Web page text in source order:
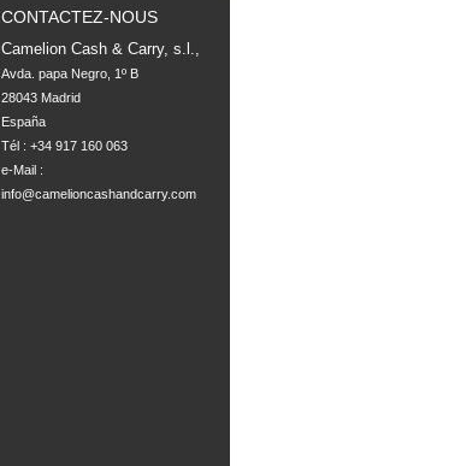
CONTACTEZ-NOUS
Camelion Cash & Carry, s.l.,
Avda. papa Negro, 1º B
28043 Madrid
España
Tél : +34 917 160 063
e-Mail :
info@camelioncashandcarry.com